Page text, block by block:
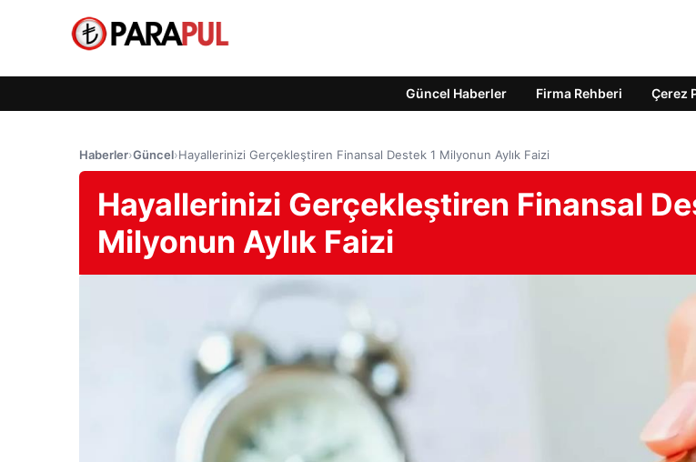
Güncel Haberler Firma Rehberi Çerez
Haberler›Güncel›Hayallerinizi Gerçekleştiren Finansal Destek 1 Milyonun Aylık Faizi
Hayallerinizi Gerçekleştiren Finansal
Milyonun Aylık Faizi